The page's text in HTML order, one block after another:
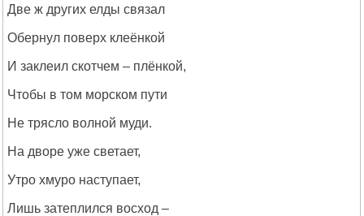
Две ж других елды связал
Обернул поверх клеёнкой
И заклеил скотчем – плёнкой,
Чтобы в том морском пути
Не трясло волной муди.
На дворе уже светает,
Утро хмуро наступает,
Лишь затеплился восход –